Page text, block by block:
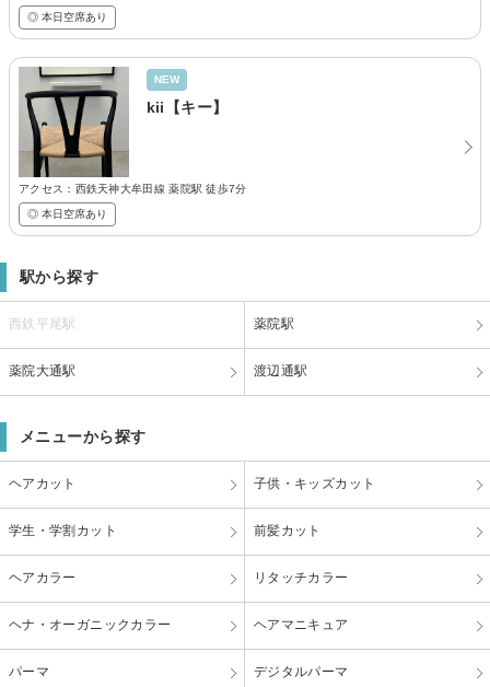
◎ 本日空席あり
NEW
kii【キー】
アクセス：西鉄天神大牟田線 薬院駅 徒歩7分
◎ 本日空席あり
駅から探す
西鉄平尾駅 薬院駅
薬院大通駅 渡辺通駅
メニューから探す
ヘアカット 子供・キッズカット
学生・学割カット 前髪カット
ヘアカラー リタッチカラー
ヘナ・オーガニックカラー ヘアマニキュア
パーマ デジタルパーマ